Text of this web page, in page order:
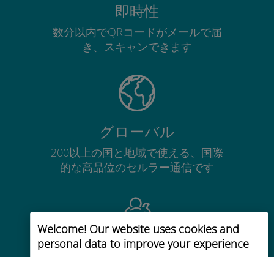
Welcome! Our website uses cookies and
personal data to improve your experience
即時性
数分以内でQRコードがメールで届
き、スキャンできます
グローバル
200以上の国と地域で使える、国際
的な高品位のセルラー通信です
コストパフォーマンス